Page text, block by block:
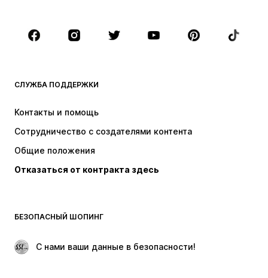
Аксессуары
Премиум
НОВИНКИ
Куртки
Белье
Пальто
Юбки
Поводы
ЭКСКЛЮЗИВ
СЛУЖБА ПОДДЕРЖКИ
Контакты и помощь
Сотрудничество с создателями контента
Общие положения
Отказаться от контракта здесь
БЕЗОПАСНЫЙ ШОПИНГ
С нами ваши данные в безопасности!